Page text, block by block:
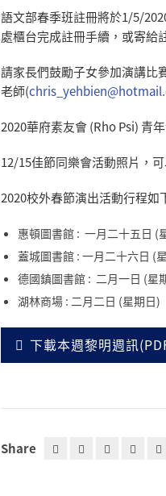
語文部春季班註冊將於1/5/
處櫃台完成註冊手續，或寄給
請家長們鼓勵子女參加演講比
老師(
2020華府素友會 (Rho Psi) 青
12/15佳節同樂會活動照片，
2020校外春節演出活動行程如
惠頓圖書館 : 一月二十五日 (
蓋城圖書館 : 一月二十六日 (
德國鎮圖書館 : 二月一日 (星
湖林商場 : 二月二日 (星期日)
下載本週黎明週訊
Share